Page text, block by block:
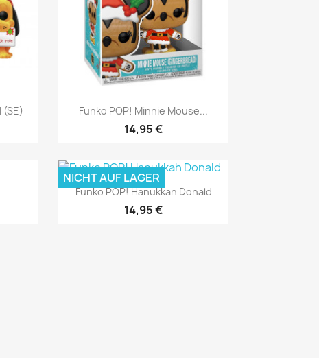
Vorschau
Funko POP! Minnie Mouse...
14,95 €
Vorschau
Funko POP! Hanukkah Donald
14,95 €
NICHT AUF LAGER